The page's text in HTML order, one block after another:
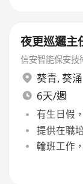
夜更巡邏主
信安智能保安技
葵青, 葵涌
6天/週
有生日假
提供在職
輪班工作